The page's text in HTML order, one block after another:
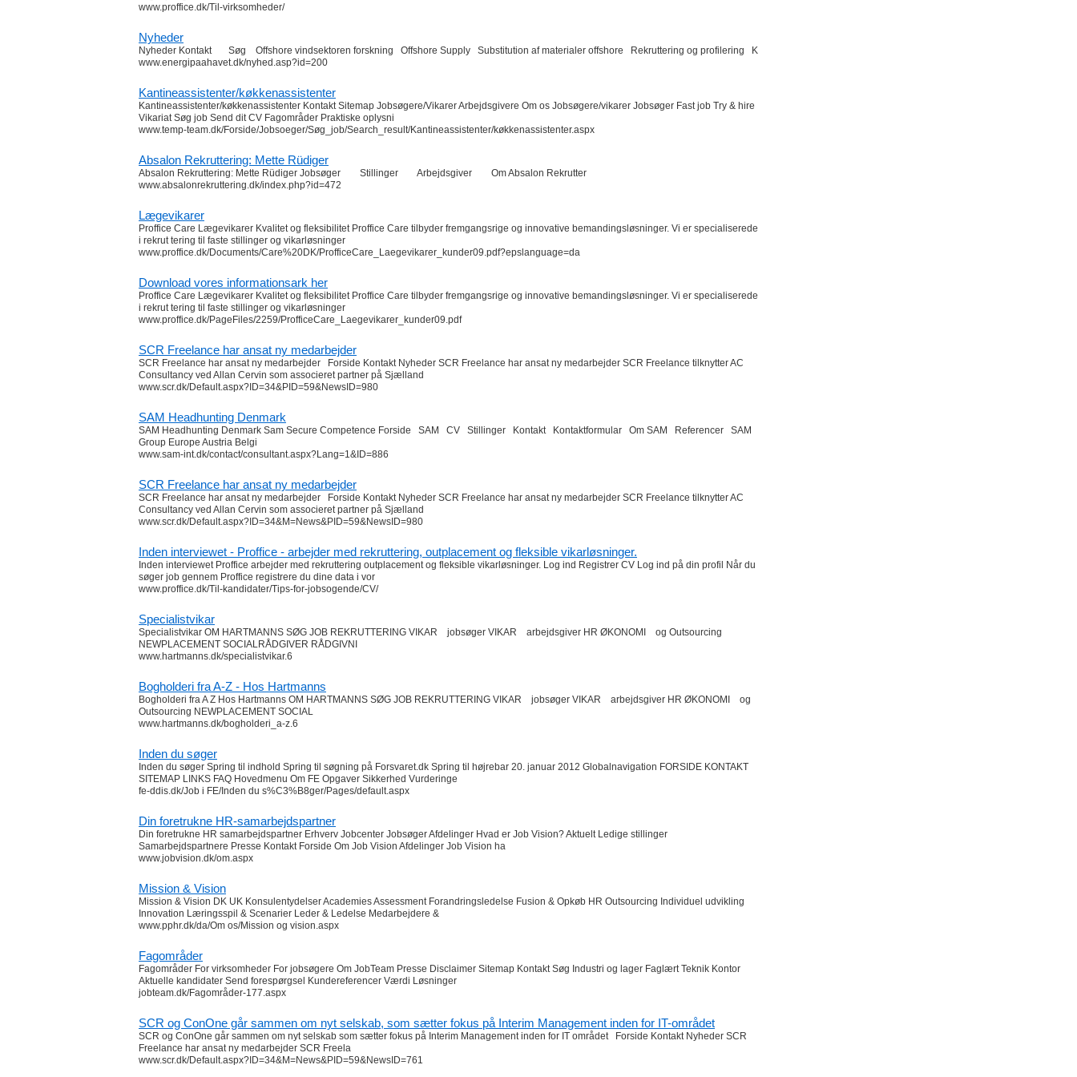
www.proffice.dk/Til-virksomheder/
Nyheder
Nyheder Kontakt Søg Offshore vindsektoren forskning Offshore Supply Substitution af materialer offshore Rekruttering og profilering K
www.energipaahavet.dk/nyhed.asp?id=200
Kantineassistenter/køkkenassistenter
Kantineassistenter/køkkenassistenter Kontakt Sitemap Jobsøgere/Vikarer Arbejdsgivere Om os Jobsøgere/vikarer Jobsøger Fast job Try & hire
Vikariat Søg job Send dit CV Fagområder Praktiske oplysni
www.temp-team.dk/Forside/Jobsoeger/Søg_job/Search_result/Kantineassistenter/køkkenassistenter.aspx
Absalon Rekruttering: Mette Rüdiger
Absalon Rekruttering: Mette Rüdiger Jobsøger Stillinger Arbejdsgiver Om Absalon Rekrutter
www.absalonrekruttering.dk/index.php?id=472
Lægevikarer
Proffice Care Lægevikarer Kvalitet og fleksibilitet Proffice Care tilbyder fremgangsrige og innovative bemandingsløsninger. Vi er specialiserede
i rekrut tering til faste stillinger og vikarløsninger
www.proffice.dk/Documents/Care%20DK/ProfficeCare_Laegevikarer_kunder09.pdf?epslanguage=da
Download vores informationsark her
Proffice Care Lægevikarer Kvalitet og fleksibilitet Proffice Care tilbyder fremgangsrige og innovative bemandingsløsninger. Vi er specialiserede
i rekrut tering til faste stillinger og vikarløsninger
www.proffice.dk/PageFiles/2259/ProfficeCare_Laegevikarer_kunder09.pdf
SCR Freelance har ansat ny medarbejder
SCR Freelance har ansat ny medarbejder Forside Kontakt Nyheder SCR Freelance har ansat ny medarbejder SCR Freelance tilknytter AC
Consultancy ved Allan Cervin som associeret partner på Sjælland
www.scr.dk/Default.aspx?ID=34&PID=59&NewsID=980
SAM Headhunting Denmark
SAM Headhunting Denmark Sam Secure Competence Forside SAM CV Stillinger Kontakt Kontaktformular Om SAM Referencer SAM
Group Europe Austria Belgi
www.sam-int.dk/contact/consultant.aspx?Lang=1&ID=886
SCR Freelance har ansat ny medarbejder
SCR Freelance har ansat ny medarbejder Forside Kontakt Nyheder SCR Freelance har ansat ny medarbejder SCR Freelance tilknytter AC
Consultancy ved Allan Cervin som associeret partner på Sjælland
www.scr.dk/Default.aspx?ID=34&M=News&PID=59&NewsID=980
Inden interviewet - Proffice - arbejder med rekruttering, outplacement og fleksible vikarløsninger.
Inden interviewet Proffice arbejder med rekruttering outplacement og fleksible vikarløsninger. Log ind Registrer CV Log ind på din profil Når du
søger job gennem Proffice registrere du dine data i vor
www.proffice.dk/Til-kandidater/Tips-for-jobsogende/CV/
Specialistvikar
Specialistvikar OM HARTMANNS SØG JOB REKRUTTERING VIKAR jobsøger VIKAR arbejdsgiver HR ØKONOMI og Outsourcing
NEWPLACEMENT SOCIALRÅDGIVER RÅDGIVNI
www.hartmanns.dk/specialistvikar.6
Bogholderi fra A-Z - Hos Hartmanns
Bogholderi fra A Z Hos Hartmanns OM HARTMANNS SØG JOB REKRUTTERING VIKAR jobsøger VIKAR arbejdsgiver HR ØKONOMI og
Outsourcing NEWPLACEMENT SOCIAL
www.hartmanns.dk/bogholderi_a-z.6
Inden du søger
Inden du søger Spring til indhold Spring til søgning på Forsvaret.dk Spring til højrebar 20. januar 2012 Globalnavigation FORSIDE KONTAKT
SITEMAP LINKS FAQ Hovedmenu Om FE Opgaver Sikkerhed Vurderinge
fe-ddis.dk/Job i FE/Inden du s%C3%B8ger/Pages/default.aspx
Din foretrukne HR-samarbejdspartner
Din foretrukne HR samarbejdspartner Erhverv Jobcenter Jobsøger Afdelinger Hvad er Job Vision? Aktuelt Ledige stillinger
Samarbejdspartnere Presse Kontakt Forside Om Job Vision Afdelinger Job Vision ha
www.jobvision.dk/om.aspx
Mission & Vision
Mission & Vision DK UK Konsulentydelser Academies Assessment Forandringsledelse Fusion & Opkøb HR Outsourcing Individuel udvikling
Innovation Læringsspil & Scenarier Leder & Ledelse Medarbejdere &
www.pphr.dk/da/Om os/Mission og vision.aspx
Fagområder
Fagområder For virksomheder For jobsøgere Om JobTeam Presse Disclaimer Sitemap Kontakt Søg Industri og lager Faglært Teknik Kontor
Aktuelle kandidater Send forespørgsel Kundereferencer Værdi Løsninger
jobteam.dk/Fagområder-177.aspx
SCR og ConOne går sammen om nyt selskab, som sætter fokus på Interim Management inden for IT-området
SCR og ConOne går sammen om nyt selskab som sætter fokus på Interim Management inden for IT området Forside Kontakt Nyheder SCR
Freelance har ansat ny medarbejder SCR Freela
www.scr.dk/Default.aspx?ID=34&M=News&PID=59&NewsID=761